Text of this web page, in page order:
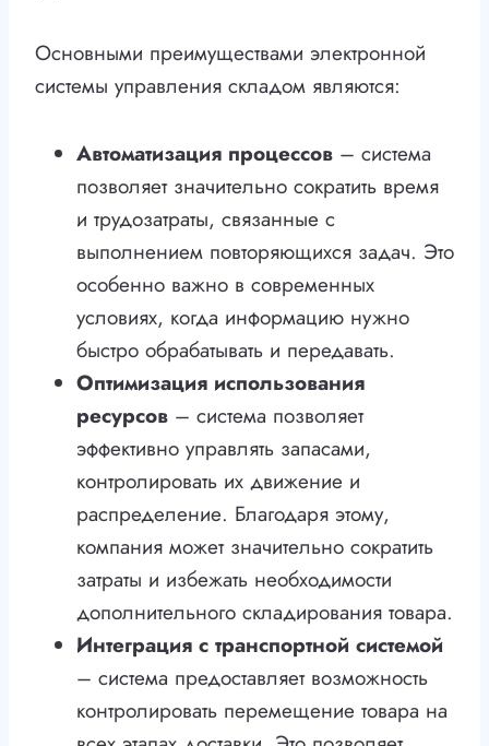
Основными преимуществами электронной
системы управления складом являются:
Автоматизация процессов – система
позволяет значительно сократить время
и трудозатраты, связанные с
выполнением повторяющихся задач. Это
особенно важно в современных
условиях, когда информацию нужно
быстро обрабатывать и передавать.
Оптимизация использования
ресурсов – система позволяет
эффективно управлять запасами,
контролировать их движение и
распределение. Благодаря этому,
компания может значительно сократить
затраты и избежать необходимости
дополнительного складирования товара.
Интеграция с транспортной системой
– система предоставляет возможность
контролировать перемещение товара на